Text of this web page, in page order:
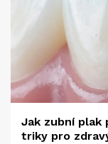
Jak zubní plak
triky pro